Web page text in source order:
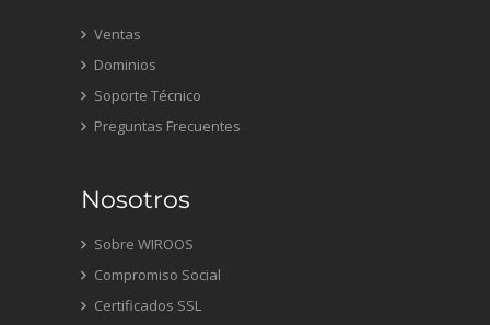
Ventas
Dominios
Soporte Técnico
Preguntas Frecuentes
Nosotros
Sobre WIROOS
Compromiso Social
Certificados SSL